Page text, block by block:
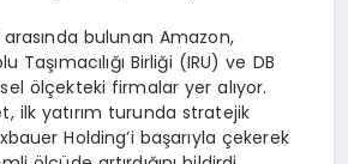
arasında bulunan Amazon,
Taşımacılığı Birliği (IRU) ve DB
ölçekteki firmalar yer alıyor.
ilk yatırım turunda stratejik
Holding’i başarıyla çekerek